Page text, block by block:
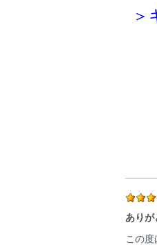
＞
ありが
この度